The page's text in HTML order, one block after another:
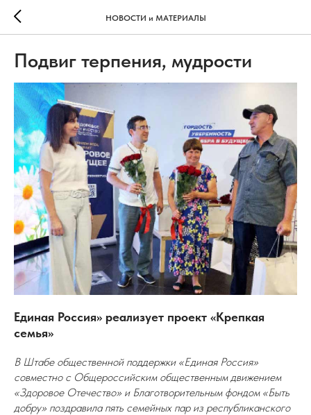
НОВОСТИ и МАТЕРИАЛЫ
Подвиг терпения, мудрости
Единая Россия» реализует проект «Крепкая
семья»
В Штабе общественной поддержки «Единая Россия»
совместно с Общероссийским общественным движением
«Здоровое Отечество» и Благотворительным фондом «Быть
добру» поздравила пять семейных пар из республиканского